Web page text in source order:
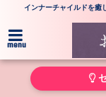
インナーチャイルドを癒
menu